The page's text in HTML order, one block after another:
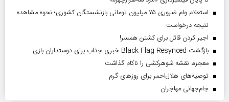
استعلام وام ضروری ۷۵ میلیون تومانی بازنشستگان کشوری؛ نحوه مشاهده
نتیجه درخواست
اجیر کردن قاتل برای کشتن همسر!
بازگشت Black Flag Resynced خبری جذاب برای دوستداران بازی
معجزه، نقشه شوهرکشی را ناکام گذاشت
توصیه‌های هلال‌احمر برای روز‌های گرم
جام‌جهانی مهاجران